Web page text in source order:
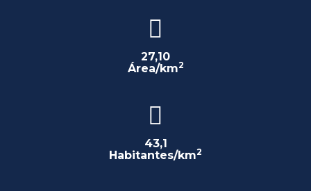
27,10
Área/km2
43,1
Habitantes/km2